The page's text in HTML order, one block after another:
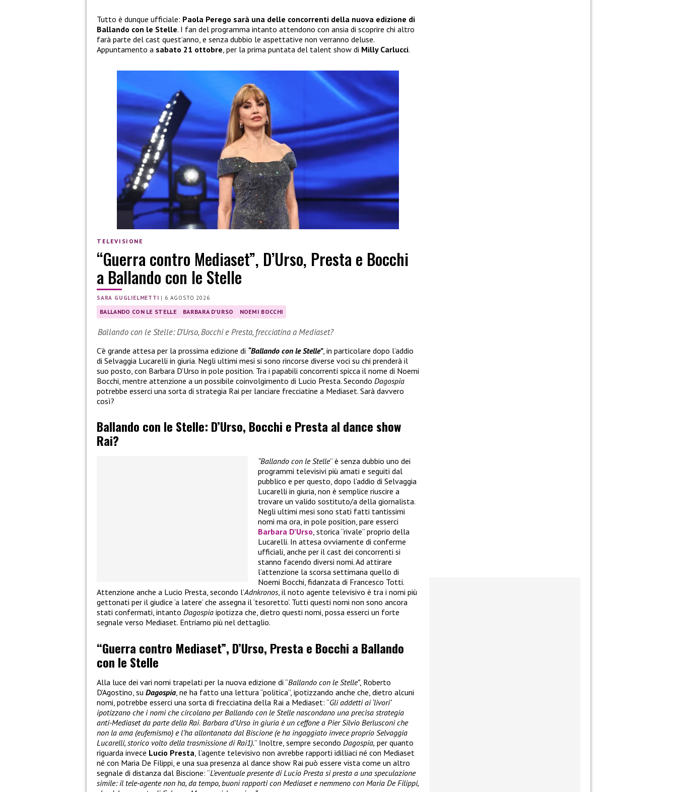
Tutto è dunque ufficiale: Paola Perego sarà una delle concorrenti della nuova edizione di
Ballando con le Stelle. I fan del programma intanto attendono con ansia di scoprire chi altro
farà parte del cast quest’anno, e senza dubbio le aspettative non verranno deluse.
Appuntamento a sabato 21 ottobre, per la prima puntata del talent show di Milly Carlucci.
TELEVISIONE
“Guerra contro Mediaset”, D’Urso, Presta e Bocchi
a Ballando con le Stelle
SARA GUGLIELMETTI | 6 AGOSTO 2026
BALLANDO CON LE STELLE BARBARA D'URSO NOEMI BOCCHI
Ballando con le Stelle: D’Urso, Bocchi e Presta, frecciatina a Mediaset?
C’è grande attesa per la prossima edizione di “Ballando con le Stelle”, in particolare dopo l’addio
di Selvaggia Lucarelli in giuria. Negli ultimi mesi si sono rincorse diverse voci su chi prenderà il
suo posto, con Barbara D’Urso in pole position. Tra i papabili concorrenti spicca il nome di Noemi
Bocchi, mentre attenzione a un possibile coinvolgimento di Lucio Presta. Secondo Dagospia
potrebbe esserci una sorta di strategia Rai per lanciare frecciatine a Mediaset. Sarà davvero
così?
Ballando con le Stelle: D’Urso, Bocchi e Presta al dance show
Rai?
“Ballando con le Stelle” è senza dubbio uno dei
programmi televisivi più amati e seguiti dal
pubblico e per questo, dopo l’addio di Selvaggia
Lucarelli in giuria, non è semplice riuscire a
trovare un valido sostituto/a della giornalista.
Negli ultimi mesi sono stati fatti tantissimi
nomi ma ora, in pole position, pare esserci
Barbara D’Urso, storica “rivale” proprio della
Lucarelli. In attesa ovviamente di conferme
ufficiali, anche per il cast dei concorrenti si
stanno facendo diversi nomi. Ad attirare
l’attenzione la scorsa settimana quello di
Noemi Bocchi, fidanzata di Francesco Totti.
Attenzione anche a Lucio Presta, secondo l’Adnkronos, il noto agente televisivo è tra i nomi più
gettonati per il giudice ‘a latere’ che assegna il ‘tesoretto’. Tutti questi nomi non sono ancora
stati confermati, intanto Dagospia ipotizza che, dietro questi nomi, possa esserci un forte
segnale verso Mediaset. Entriamo più nel dettaglio.
“Guerra contro Mediaset”, D’Urso, Presta e Bocchi a Ballando
con le Stelle
Alla luce dei vari nomi trapelati per la nuova edizione di “Ballando con le Stelle”, Roberto
D’Agostino, su Dagospia, ne ha fatto una lettura “politica”, ipotizzando anche che, dietro alcuni
nomi, potrebbe esserci una sorta di frecciatina della Rai a Mediaset: “Gli addetti ai ‘livori’
ipotizzano che i nomi che circolano per Ballando con le Stelle nascondano una precisa strategia
anti-Mediaset da parte della Rai. Barbara d’Urso in giuria è un ceffone a Pier Silvio Berlusconi che
non la ama (eufemismo) e l’ha allontanata dal Biscione (e ha ingaggiato invece proprio Selvaggia
Lucarelli, storico volto della trasmissione di Rai1).” Inoltre, sempre secondo Dagospia, per quanto
riguarda invece Lucio Presta, l’agente televisivo non avrebbe rapporti idilliaci né con Mediaset
né con Maria De Filippi, e una sua presenza al dance show Rai può essere vista come un altro
segnale di distanza dal Biscione: “L’eventuale presente di Lucio Presta si presta a una speculazione
simile: il tele-agente non ha, da tempo, buoni rapporti con Mediaset e nemmeno con Maria De Filippi,